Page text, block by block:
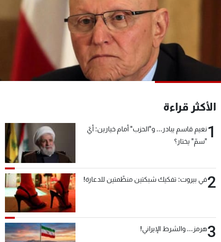
الأكثر قراءة
1نعيم قاسم يبادر... و"الحزب" أمام خيارين: أيّ
"سمّ" يختار؟
2في بيروت: تفكيك شبكتين منظّمتين للدعارة!
3هرمز... والشرط الإيراني!
جدول البرامج
شاهد البرامج
الترددات
عن MTV
لاعلاناتكم
تواصل معنا
شروط الإسـتخدام